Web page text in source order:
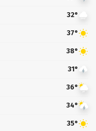
32°
37°
38°
31°
36°
34°
35°